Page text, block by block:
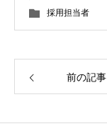
採用担当者
前の記事